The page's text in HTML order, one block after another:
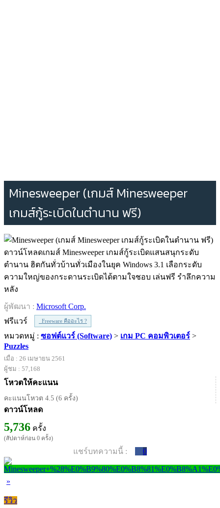
Minesweeper (เกมส์ Minesweeper
เกมส์กู้ระเบิดในตำนาน ฟรี)
ดาวน์โหลดเกมส์ Minesweeper เกมส์กู้ระเบิดแสนสนุกระดับ
ตำนาน ฮิตกันทั่วบ้านทั่วเมืองในยุค Windows 3.1 เลือกระดับ
ความใหญ่ของกระดานระเบิดได้ตามใจชอบ เล่นฟรี รำลึกความ
หลัง
ผู้พัฒนา : Microsoft Corp.
ฟรีแวร์
Freeware คืออะไร ?
หมวดหมู่ : ซอฟต์แวร์ (Software) > เกม PC คอมพิวเตอร์ >
Puzzles
เมื่อ : 26 เมษายน 2561
ผู้ชม : 57,168
โหวตให้คะแนน
คะแนนโหวต 4.5 (6 ครั้ง)
ดาวน์โหลด
5,736 ครั้ง
(สัปดาห์ก่อน 0 ครั้ง)
แชร์บทความนี้ : 0
»
รีวิว